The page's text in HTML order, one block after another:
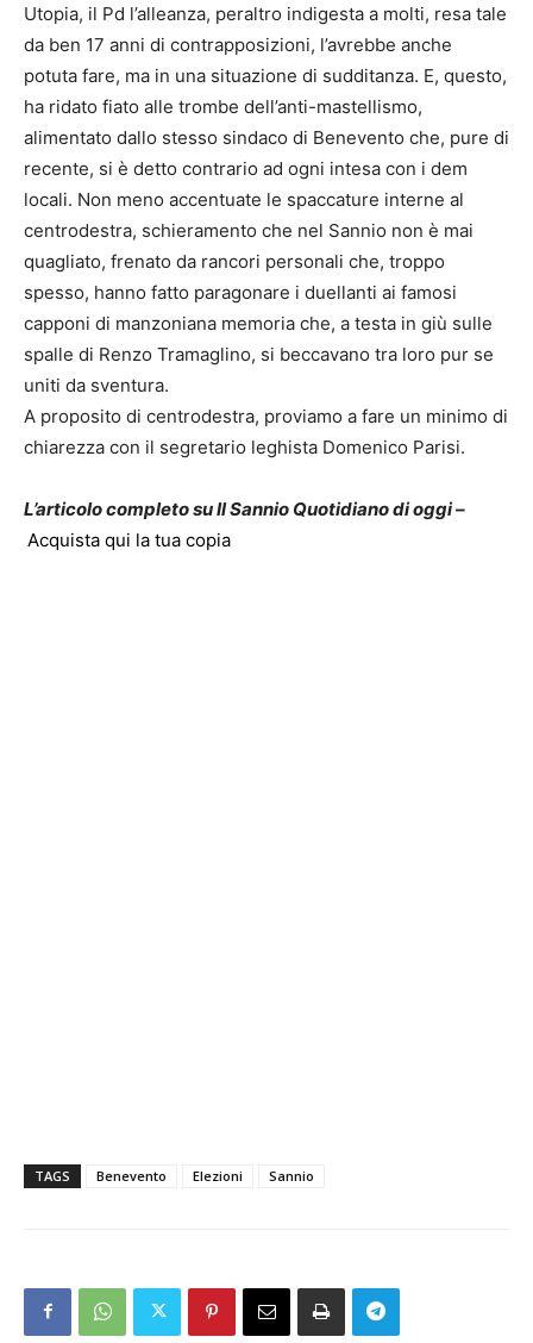
Utopia, il Pd l’alleanza, peraltro indigesta a molti, resa tale
da ben 17 anni di contrapposizioni, l’avrebbe anche
potuta fare, ma in una situazione di sudditanza. E, questo,
ha ridato fiato alle trombe dell’anti-mastellismo,
alimentato dallo stesso sindaco di Benevento che, pure di
recente, si è detto contrario ad ogni intesa con i dem
locali. Non meno accentuate le spaccature interne al
centrodestra, schieramento che nel Sannio non è mai
quagliato, frenato da rancori personali che, troppo
spesso, hanno fatto paragonare i duellanti ai famosi
capponi di manzoniana memoria che, a testa in giù sulle
spalle di Renzo Tramaglino, si beccavano tra loro pur se
uniti da sventura.
A proposito di centrodestra, proviamo a fare un minimo di
chiarezza con il segretario leghista Domenico Parisi.
L’articolo completo su Il Sannio Quotidiano di oggi –
Acquista qui la tua copia
TAGS Benevento Elezioni Sannio